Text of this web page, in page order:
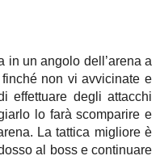
in un angolo dell’arena a
non vi avvicinate e
effettuare degli attacchi
lo farà scomparire e
La tattica migliore è
al boss e continuare